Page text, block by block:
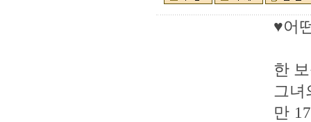
♥어
한
그녀
만